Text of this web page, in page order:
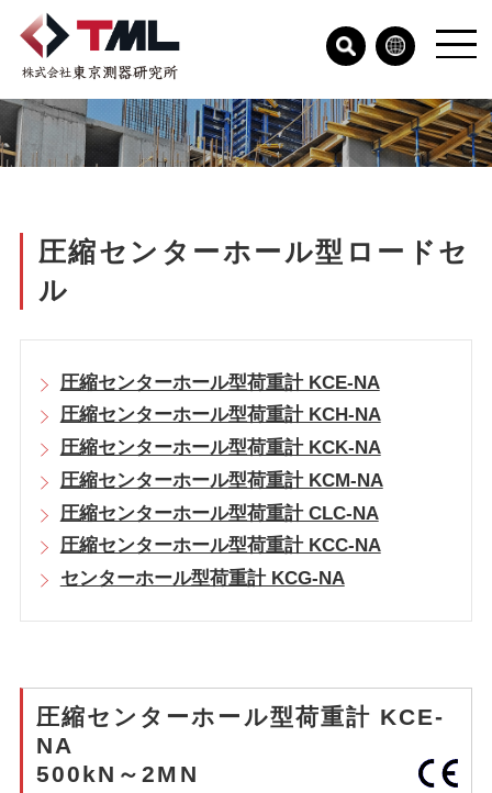
圧縮センターホール型ロードセ
ル
圧縮センターホール型荷重計 KCE-NA
圧縮センターホール型荷重計 KCH-NA
圧縮センターホール型荷重計 KCK-NA
圧縮センターホール型荷重計 KCM-NA
圧縮センターホール型荷重計 CLC-NA
圧縮センターホール型荷重計 KCC-NA
センターホール型荷重計 KCG-NA
圧縮センターホール型荷重計 KCE-
NA
500kN～2MN